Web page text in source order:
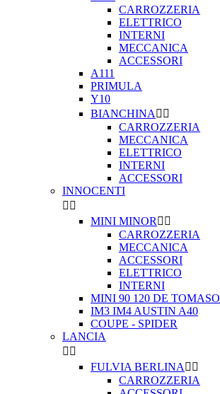
CARROZZERIA
ELETTRICO
INTERNI
MECCANICA
ACCESSORI
A111
PRIMULA
Y10
BIANCHINA  
CARROZZERIA
MECCANICA
ELETTRICO
INTERNI
ACCESSORI
INNOCENTI
 
MINI MINOR  
CARROZZERIA
MECCANICA
ACCESSORI
ELETTRICO
INTERNI
MINI 90 120 DE TOMASO
IM3 IM4 AUSTIN A40
COUPE - SPIDER
LANCIA
 
FULVIA BERLINA  
CARROZZERIA